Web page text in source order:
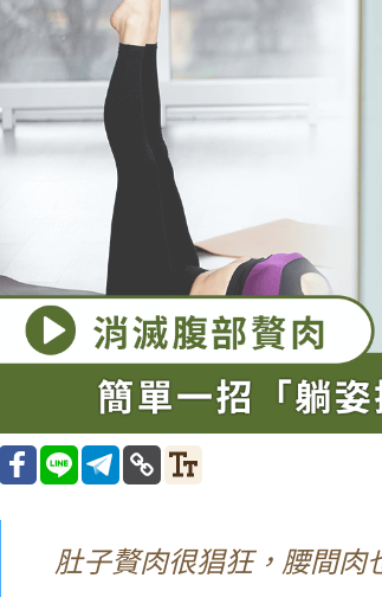
肚子贅肉很猖狂，腰間肉